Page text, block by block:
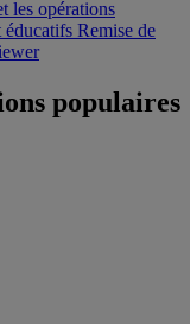
les opérations
éducatifs Remise de
populaires